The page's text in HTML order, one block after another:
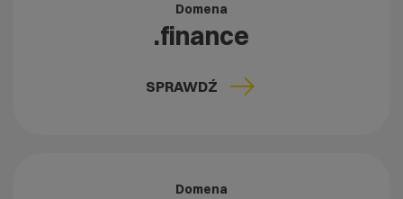
Domena
.finance
SPRAWDŹ
Domena